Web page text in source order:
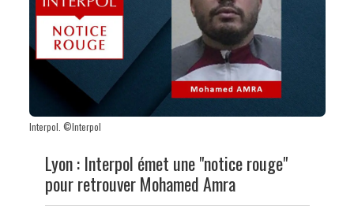
Interpol. ©Interpol
Lyon : Interpol émet une "notice rouge"
pour retrouver Mohamed Amra